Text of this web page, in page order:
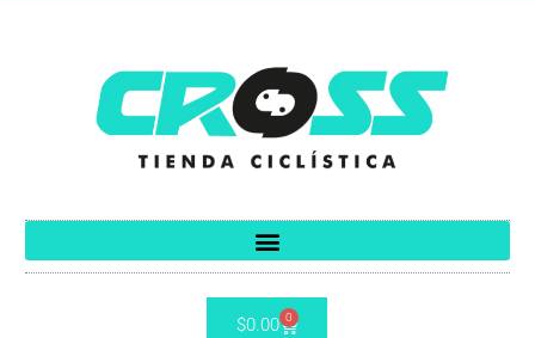
$0.00 0